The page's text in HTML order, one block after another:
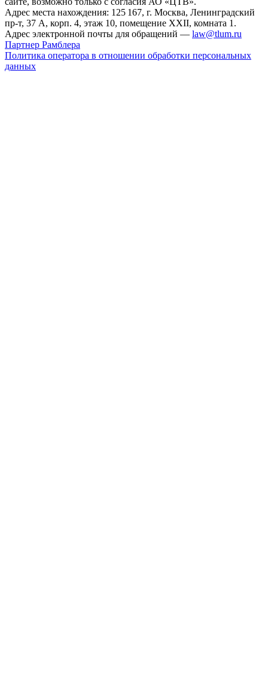
Адрес места нахождения: 125 167, г. Москва, Ленинградский
пр-т, 37 А, корп. 4, этаж 10, помещение XXII, комната 1.
Адрес электронной почты для обращений — law@tlum.ru
Партнер Рамблера
Политика оператора в отношении обработки персональных
данных